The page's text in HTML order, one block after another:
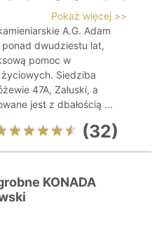
Pokaż więcej >>
A.G. Adam
ponad dwudziestu lat,
pomoc w
Siedziba
47A, Załuski, a
jest z dbałością ...
(32)
KONADA